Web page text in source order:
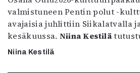
valmistuneen Pentin polut -
avajaisia juhlittiin Siikalatvalla
kesäkuussa. Niina Kestilä
Niina Kestilä